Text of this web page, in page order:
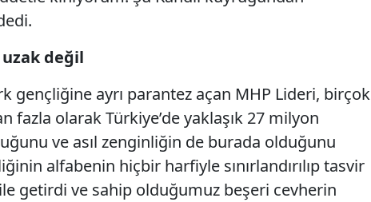
uzak değil
gençliğine ayrı parantez açan MHP Lideri, birçok
fazla olarak Türkiye’de yaklaşık 27 milyon
ve asıl zenginliğin de burada olduğunu
alfabenin hiçbir harfiyle sınırlandırılıp tasvir
getirdi ve sahip olduğumuz beşeri cevherin